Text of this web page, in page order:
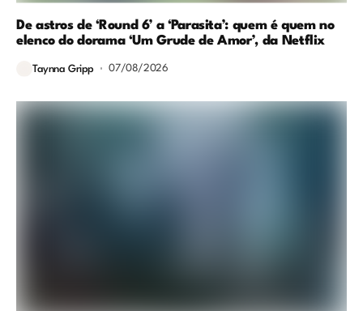
De astros de ‘Round 6’ a ‘Parasita’: quem é quem no
elenco do dorama ‘Um Grude de Amor’, da Netflix
Taynna Gripp 07/08/2026